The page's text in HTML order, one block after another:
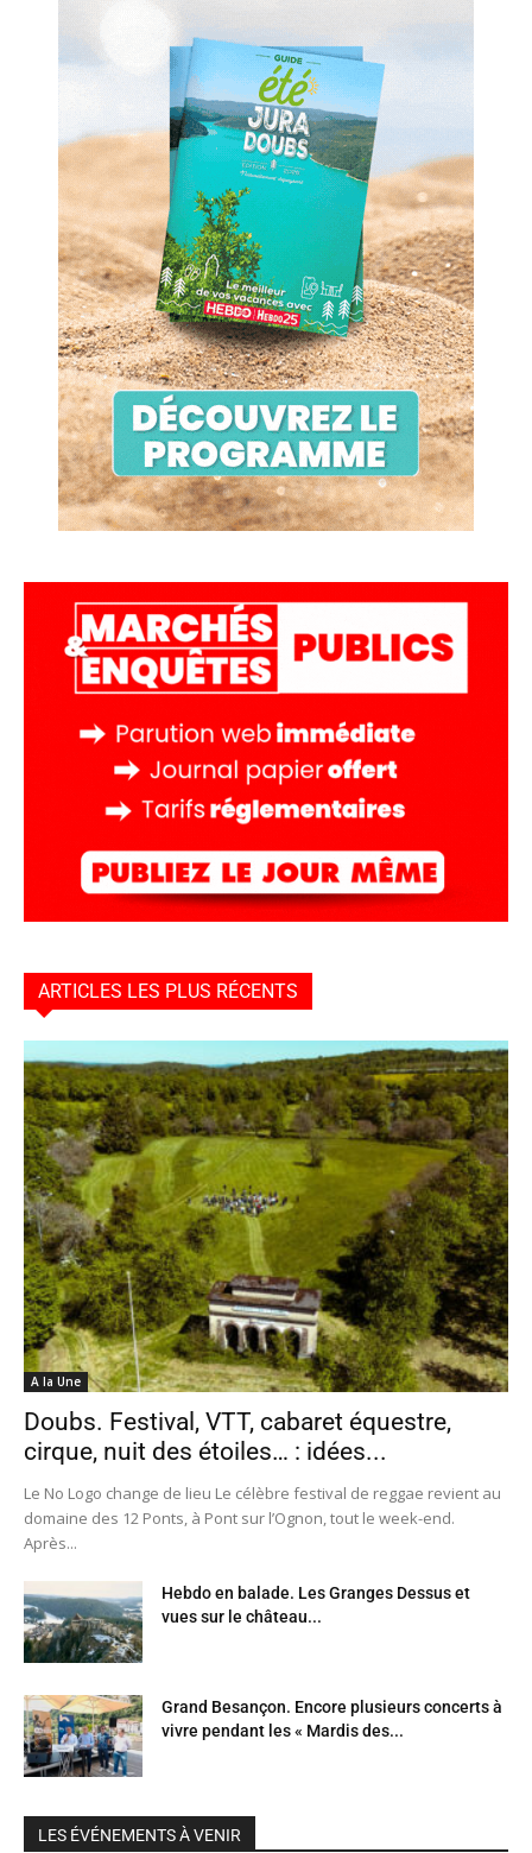
ARTICLES LES PLUS RÉCENTS
A la Une
Doubs. Festival, VTT, cabaret équestre,
cirque, nuit des étoiles… : idées...
Le No Logo change de lieu Le célèbre festival de reggae revient au
domaine des 12 Ponts, à Pont sur l’Ognon, tout le week-end.
Après...
Hebdo en balade. Les Granges Dessus et
vues sur le château...
Grand Besançon. Encore plusieurs concerts à
vivre pendant les « Mardis des...
LES ÉVÉNEMENTS À VENIR